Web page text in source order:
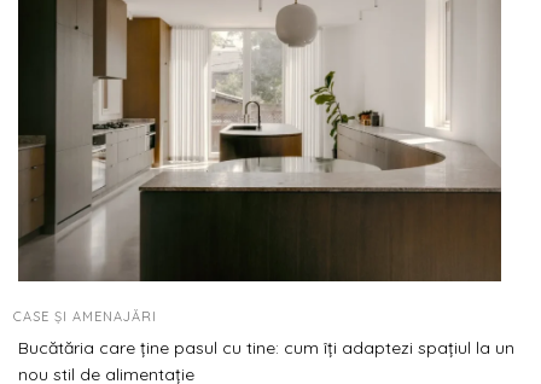
CASE ȘI AMENAJĂRI
Bucătăria care ține pasul cu tine: cum îți adaptezi spațiul la un
nou stil de alimentație